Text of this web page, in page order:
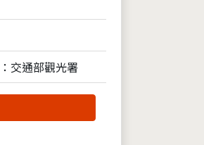
交通部觀光署